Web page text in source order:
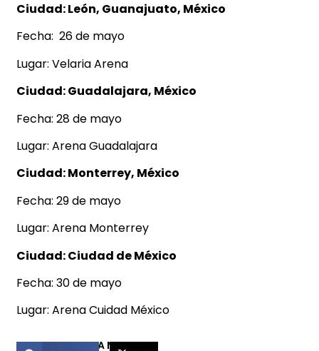
Ciudad: León, Guanajuato, México
Fecha: 26 de mayo
Lugar: Velaria Arena
Ciudad: Guadalajara, México
Fecha: 28 de mayo
Lugar: Arena Guadalajara
Ciudad: Monterrey, México
Fecha: 29 de mayo
Lugar: Arena Monterrey
Ciudad: Ciudad de México
Fecha: 30 de mayo
Lugar: Arena Cuidad México
COMPARTIR ESTA NOTICIA